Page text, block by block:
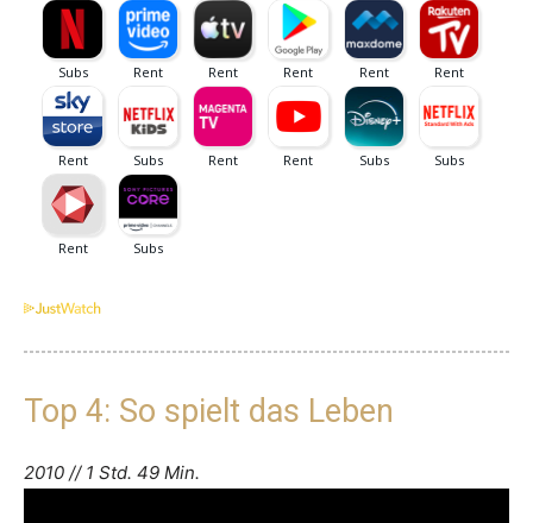
Top 4: So spielt das Leben
2010 // 1 Std. 49 Min.